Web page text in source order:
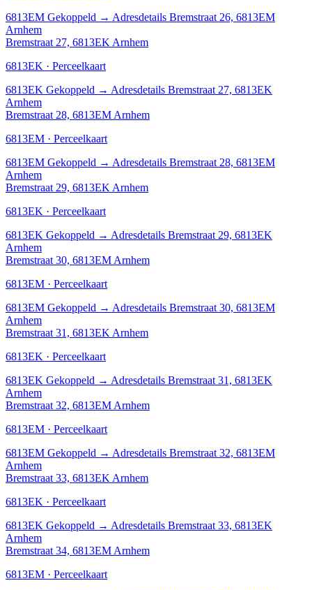
6813EM Gekoppeld → Adresdetails Bremstraat 26, 6813EM
Arnhem
Bremstraat 27, 6813EK Arnhem
6813EK · Perceelkaart
6813EK Gekoppeld → Adresdetails Bremstraat 27, 6813EK
Arnhem
Bremstraat 28, 6813EM Arnhem
6813EM · Perceelkaart
6813EM Gekoppeld → Adresdetails Bremstraat 28, 6813EM
Arnhem
Bremstraat 29, 6813EK Arnhem
6813EK · Perceelkaart
6813EK Gekoppeld → Adresdetails Bremstraat 29, 6813EK
Arnhem
Bremstraat 30, 6813EM Arnhem
6813EM · Perceelkaart
6813EM Gekoppeld → Adresdetails Bremstraat 30, 6813EM
Arnhem
Bremstraat 31, 6813EK Arnhem
6813EK · Perceelkaart
6813EK Gekoppeld → Adresdetails Bremstraat 31, 6813EK
Arnhem
Bremstraat 32, 6813EM Arnhem
6813EM · Perceelkaart
6813EM Gekoppeld → Adresdetails Bremstraat 32, 6813EM
Arnhem
Bremstraat 33, 6813EK Arnhem
6813EK · Perceelkaart
6813EK Gekoppeld → Adresdetails Bremstraat 33, 6813EK
Arnhem
Bremstraat 34, 6813EM Arnhem
6813EM · Perceelkaart